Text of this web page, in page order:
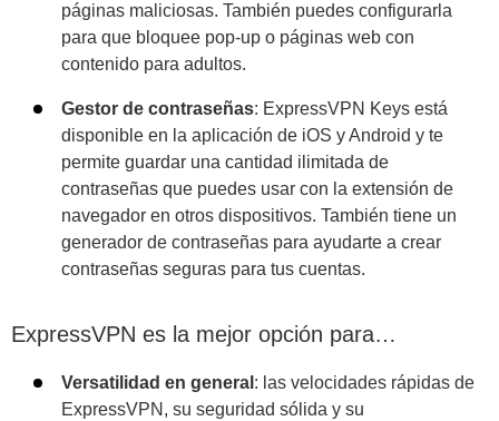
páginas maliciosas. También puedes configurarla
para que bloquee pop-up o páginas web con
contenido para adultos.
Gestor de contraseñas: ExpressVPN Keys está
disponible en la aplicación de iOS y Android y te
permite guardar una cantidad ilimitada de
contraseñas que puedes usar con la extensión de
navegador en otros dispositivos. También tiene un
generador de contraseñas para ayudarte a crear
contraseñas seguras para tus cuentas.
ExpressVPN es la mejor opción para…
Versatilidad en general : las velocidades rápidas de
ExpressVPN, su seguridad sólida y su